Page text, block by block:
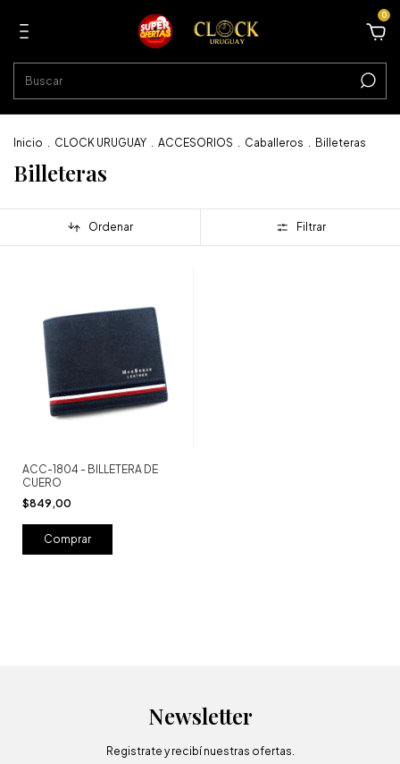
0
Inicio . CLOCK URUGUAY . ACCESORIOS . Caballeros . Billeteras
Billeteras
Ordenar Filtrar
ACC-1804 - BILLETERA DE
CUERO
$849,00
Newsletter
Registrate y recibí nuestras ofertas.